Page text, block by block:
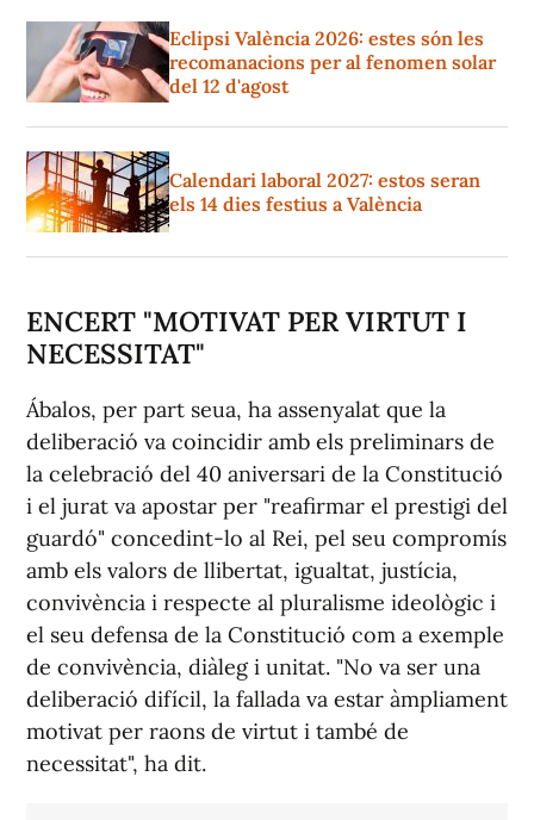
Eclipsi València 2026: estes són les
recomanacions per al fenomen solar
del 12 d'agost
Calendari laboral 2027: estos seran
els 14 dies festius a València
ENCERT "MOTIVAT PER VIRTUT I
NECESSITAT"
Ábalos, per part seua, ha assenyalat que la
deliberació va coincidir amb els preliminars de
la celebració del 40 aniversari de la Constitució
i el jurat va apostar per "reafirmar el prestigi del
guardó" concedint-lo al Rei, pel seu compromís
amb els valors de llibertat, igualtat, justícia,
convivència i respecte al pluralisme ideològic i
el seu defensa de la Constitució com a exemple
de convivència, diàleg i unitat. "No va ser una
deliberació difícil, la fallada va estar àmpliament
motivat per raons de virtut i també de
necessitat", ha dit.